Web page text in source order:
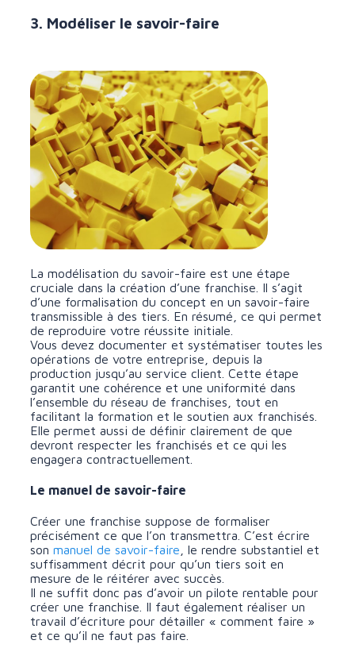
3. Modéliser le savoir-faire
La modélisation du savoir-faire est une étape
cruciale dans la création d’une franchise. Il s’agit
d’une formalisationdu concept en un savoir-faire
transmissible à des tiers. En résumé, ce qui permet
de reproduire votre réussite initiale.
Vous devez documenter et systématiser toutes les
opérations de votre entreprise, depuis la
production jusqu’au service client. Cette étape
garantit une cohérence et une uniformité dans
l’ensemble du réseau de franchises, tout en
facilitant la formation et le soutien aux franchisés.
Elle permet aussi de définir clairement de que
devront respecter les franchisés et ce qui les
engagera contractuellement.
Le manuel de savoir-faire
Créer une franchise suppose de formaliser
précisément ce que l’on transmettra. C’est écrire
sonmanuel de savoir-faire , le rendre substantiel et
suffisamment décrit pour qu’un tiers soit en
mesure de le réitérer avec succès.
Il ne suffit donc pas d’avoir un pilote rentable pour
créer une franchise. Il faut également réaliser un
travail d’écriture pour détailler « comment faire »
et ce qu’il ne faut pas faire.